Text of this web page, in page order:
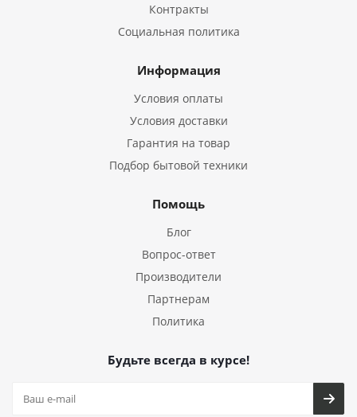
Контракты
Социальная политика
Информация
Условия оплаты
Условия доставки
Гарантия на товар
Подбор бытовой техники
Помощь
Блог
Вопрос-ответ
Производители
Партнерам
Политика
Будьте всегда в курсе!